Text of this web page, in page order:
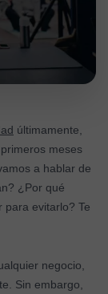
últimamente,
meses
a hablar de
¿Por qué
para evitarlo? Te
negocio,
Sin embargo,